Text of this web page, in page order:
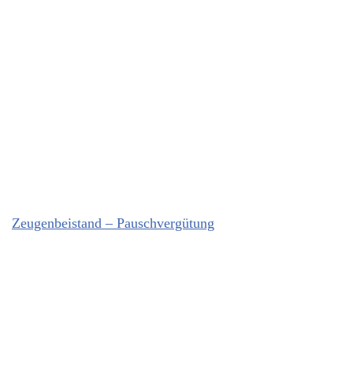
Zeugenbeistand – Pauschvergütung